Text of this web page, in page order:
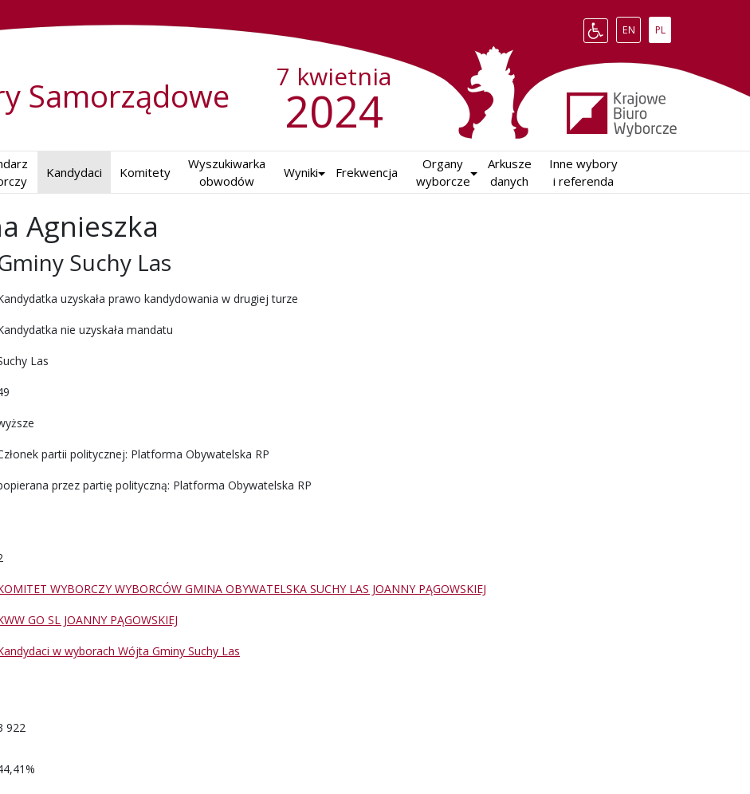
Change language to English
EN Zmień język na
PL
Samorządowe 2024
7 kwietnia
Kandydaci Komitety
Wyszukiwarka
obwodów
Wyniki Frekwencja
Organy
wyborcze
Arkusze
danych
Inne wybory
i referenda
Agnieszka
Suchy Las
w 2024 r.
uzyskała prawo kandydowania w drugiej turze
nie uzyskała mandatu
Las
partii politycznej: Platforma Obywatelska RP
przez partię polityczną: Platforma Obywatelska RP
WYBORCZY WYBORCÓW GMINA OBYWATELSKA SUCHY LAS JOANNY PĄGOWSKIEJ
GO SL JOANNY PĄGOWSKIEJ
w wyborach Wójta Gminy Suchy Las
922